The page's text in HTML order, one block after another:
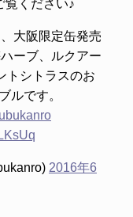
覧ください♪
大阪限定缶発売
ーブ、ルクアー
シトラスのお
ルです。
2016年6